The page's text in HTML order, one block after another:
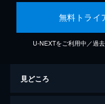
無料トライ
U-NEXTをご利用中／過
見どころ